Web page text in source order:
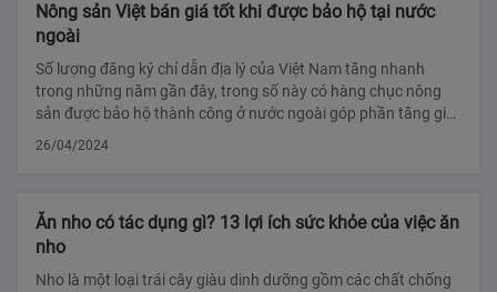
Nông sản Việt bán giá tốt khi được bảo hộ tại nước
ngoài
Số lượng đăng ký chỉ dẫn địa lý của Việt Nam tăng nhanh
trong những năm gần đây, trong số này có hàng chục nông
sản được bảo hộ thành công ở nước ngoài góp phần tăng giá
26/04/2024
Ăn nho có tác dụng gì? 13 lợi ích sức khỏe của việc ăn
nho
Nho là một loại trái cây giàu dinh dưỡng gồm các chất chống